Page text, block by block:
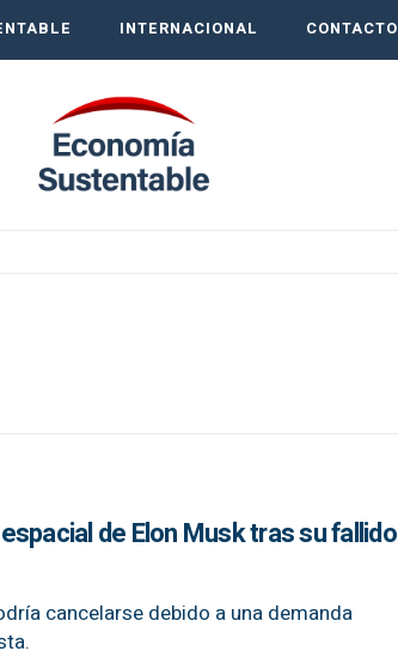
INTERNACIONAL CONTACTO
de Elon Musk tras su fallido
cancelarse debido a una demanda